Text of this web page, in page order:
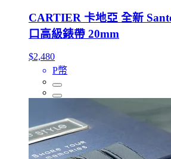
CARTIER 卡地亞 全新
口高級錶帶 20mm
$2,480
P幣